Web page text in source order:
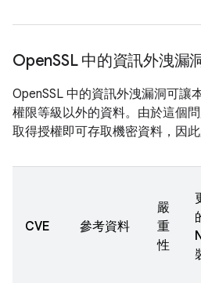
OpenSSL 中的資訊外洩漏
OpenSSL 中的資訊外洩漏洞可讓
權限等級以外的資料。由於這個
取得授權即可存取機密資料，因
CVE 參考資料
嚴
重
性